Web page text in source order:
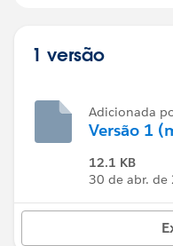
1 versão
Adicionada
Member
Versão 1
12.1 KB
30 de abr.